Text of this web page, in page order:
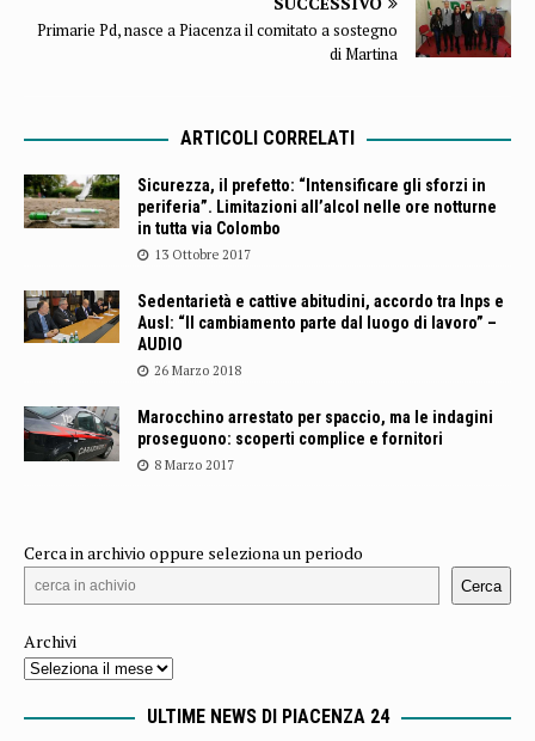
Primarie Pd, nasce a Piacenza il comitato a sostegno
di Martina
ARTICOLI CORRELATI
Sicurezza, il prefetto: “Intensificare gli sforzi in
periferia”. Limitazioni all’alcol nelle ore notturne
in tutta via Colombo
13 Ottobre 2017
Sedentarietà e cattive abitudini, accordo tra Inps e
Ausl: “Il cambiamento parte dal luogo di lavoro” –
AUDIO
26 Marzo 2018
Marocchino arrestato per spaccio, ma le indagini
proseguono: scoperti complice e fornitori
8 Marzo 2017
Cerca in archivio oppure seleziona un periodo
Cerca
Archivi
ULTIME NEWS DI PIACENZA 24